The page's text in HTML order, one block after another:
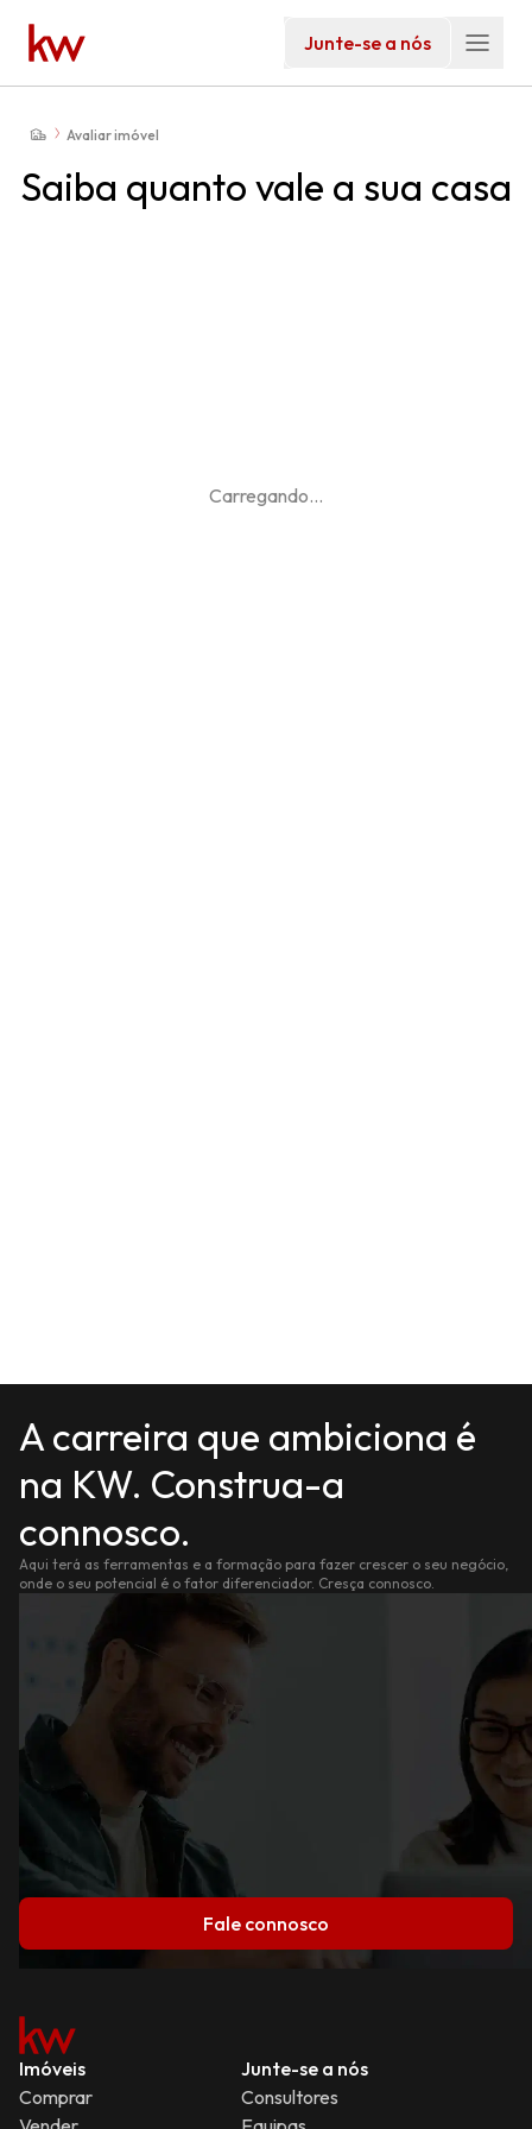
Junte-se a nós
Avaliar imóvel
Saiba quanto vale a sua casa
Carregando...
A carreira que ambiciona é
na KW. Construa-a
connosco.
Aqui terá as ferramentas e a formação para fazer crescer o seu negócio,
onde o seu potencial é o fator diferenciador. Cresça connosco.
Fale connosco
Imóveis
Comprar
Junte-se a nós
Consultores